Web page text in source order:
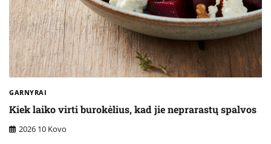
GARNYRAI
Kiek laiko virti burokėlius, kad jie neprarastų spalvos
2026 10 Kovo